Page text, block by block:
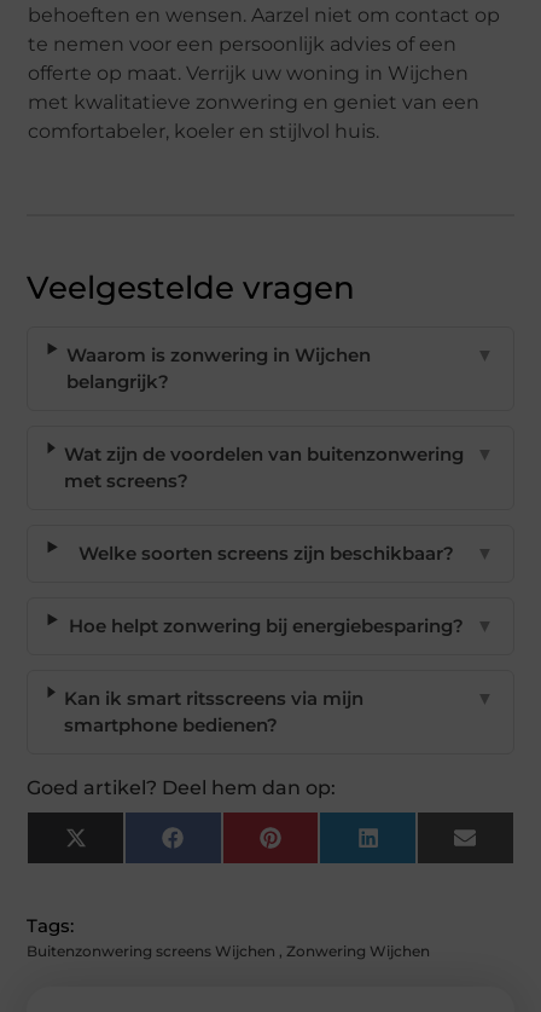
behoeften en wensen. Aarzel niet om contact op
te nemen voor een persoonlijk advies of een
offerte op maat. Verrijk uw woning in Wijchen
met kwalitatieve zonwering en geniet van een
comfortabeler, koeler en stijlvol huis.
Veelgestelde vragen
Waarom is zonwering in Wijchen
belangrijk?
▼
Wat zijn de voordelen van buitenzonwering
met screens?
▼
Welke soorten screens zijn beschikbaar? ▼
Hoe helpt zonwering bij energiebesparing? ▼
Kan ik smart ritsscreens via mijn
smartphone bedienen?
▼
Goed artikel? Deel hem dan op:
X
(Twitter)
FacebookPinterest LinkedIn Email
Tags:
Buitenzonwering screens Wijchen ,Zonwering Wijchen